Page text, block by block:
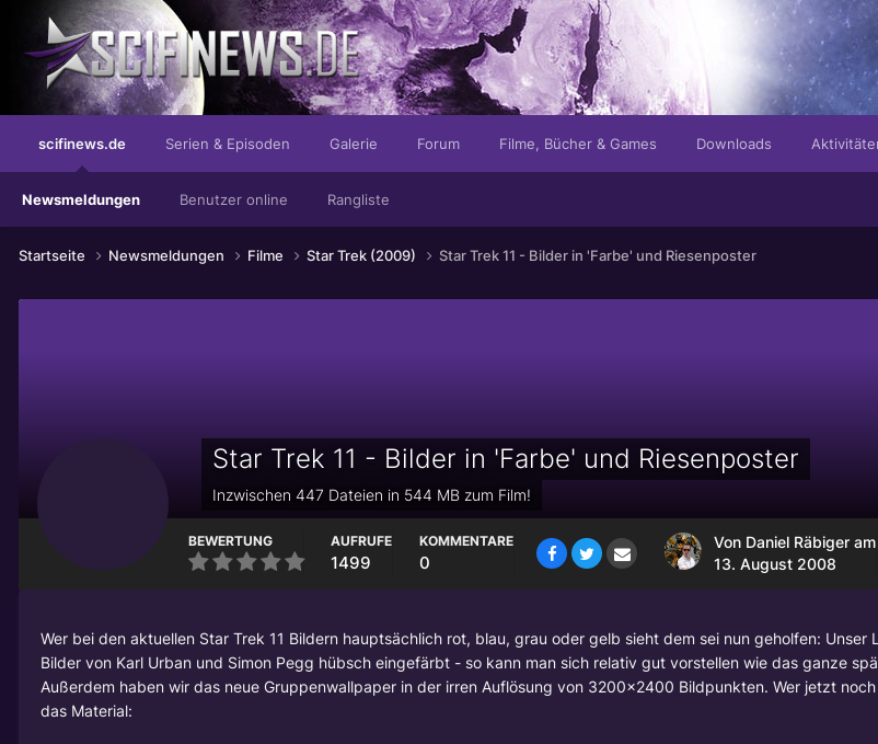
scifinews.de
Newsmeldungen Benutzer online Rangliste
Serien & Episoden Galerie Forum Filme, Bücher & Games Downloads
Startseite Newsmeldungen Filme Star Trek (2009) Star Trek 11 - Bilder in 'Farbe' und Riesenposter
Star Trek 11 - Bilder in 'Farbe' und Riesenposter
Inzwischen 447 Dateien in 544 MB zum Film!
BEWERTUNG AUFRUFE
1499
KOMMENTARE
0
Von Daniel Räbiger am
13. August 2008
Wer bei den aktuellen Star Trek 11 Bildern hauptsächlich rot, blau, grau oder gelb sieht dem sei nun geholfen: Unser
Bilder von Karl Urban und Simon Pegg hübsch eingefärbt - so kann man sich relativ gut vorstellen wie das ganze
Außerdem haben wir das neue Gruppenwallpaper in der irren Auflösung von 3200x2400 Bildpunkten. Wer jetzt
das Material: